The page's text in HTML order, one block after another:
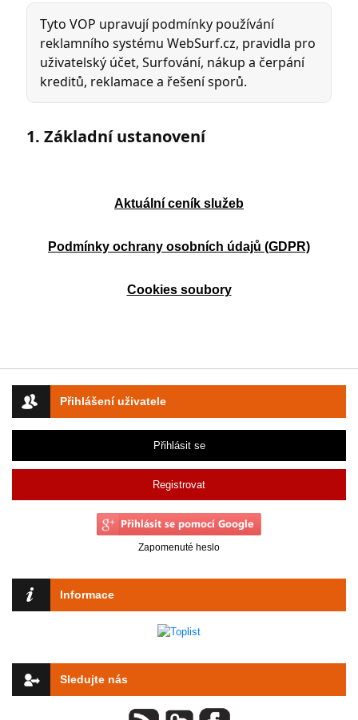
Přihlášení uživatele
Přihlásit se
Registrovat
Zapomenuté heslo
Informace
Sledujte nás
Aktuální ceník služeb
Podmínky ochrany osobních údajů (GDPR)
Cookies soubory